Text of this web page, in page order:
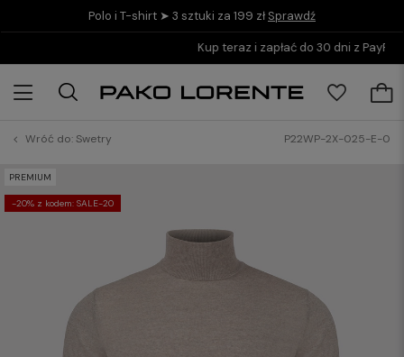
Polo i T-shirt ➤ 3 sztuki za 199 zł Sprawdź
Kup teraz i zapłać do 30 dni z PayPo
Wróć do:Swetry P22WP-2X-025-E-0
PREMIUM
-20% z kodem: SALE-20